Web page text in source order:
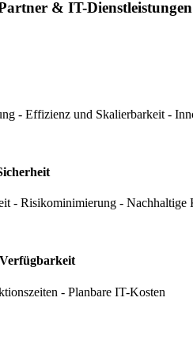
& IT-Dienstleistungen
- Effizienz und Skalierbarkeit -
- Risikominimierung - Nachhaltige
- Planbare IT-Kosten